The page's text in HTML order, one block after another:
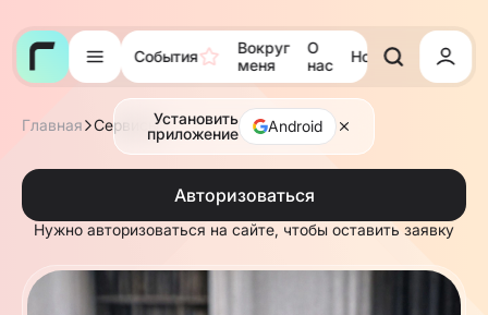
События
Вокруг
меня
О
нас
Новости Тора
Установить
приложение
Android
Главная Сервисы
Авторизоваться
Нужно авторизоваться на сайте, чтобы оставить заявку